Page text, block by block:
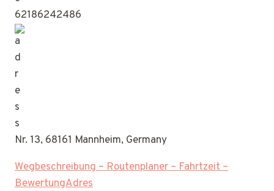
62186242486
Nr. 13, 68161 Mannheim, Germany
Wegbeschreibung – Routenplaner – Fahrtzeit –
BewertungAdres